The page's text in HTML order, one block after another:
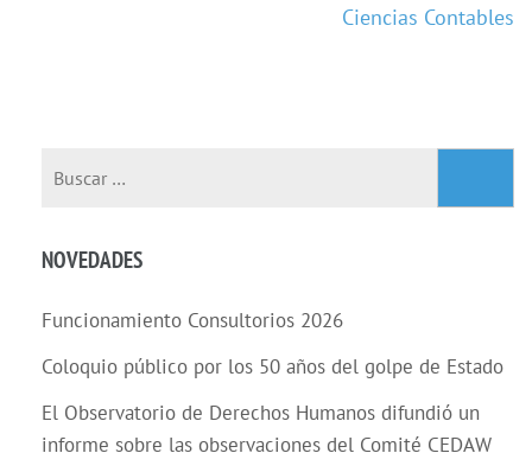
Ciencias Contables
NOVEDADES
Funcionamiento Consultorios 2026
Coloquio público por los 50 años del golpe de Estado
El Observatorio de Derechos Humanos difundió un
informe sobre las observaciones del Comité CEDAW